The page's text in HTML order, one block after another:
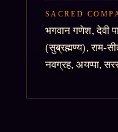
SACRED
भगवान गणेश, देवी
(सुब्रह्मण्य), राम-
नवग्रह, अयप्पा,